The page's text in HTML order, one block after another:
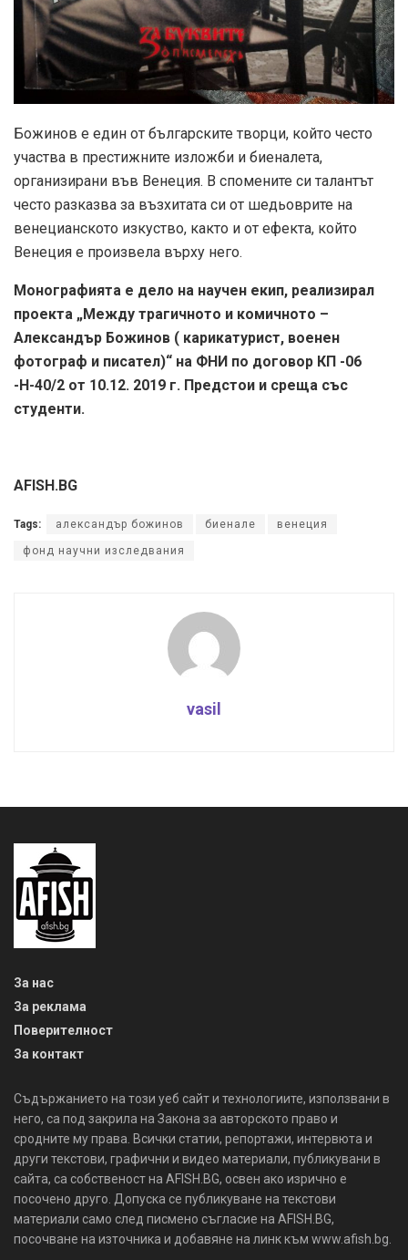
Божинов е един от българските творци, който често
участва в престижните изложби и биеналета,
организирани във Венеция. В спомените си талантът
често разказва за възхитата си от шедьоврите на
венецианското изкуство, както и от ефекта, който
Венеция е произвела върху него.
Монографията е дело на научен екип, реализирал
проекта „Между трагичното и комичното –
Александър Божинов ( карикатурист, военен
фотограф и писател)“ на ФНИ по договор КП -06
-Н-40/2 от 10.12. 2019 г. Предстои и среща със
студенти.
AFISH.BG
Tags: александър божинов биенале венеция
фонд научни изследвания
vasil
За нас
За реклама
Поверителност
За контакт
Съдържанието на този уеб сайт и технологиите, използвани в
него, са под закрила на Закона за авторското право и
сродните му права. Всички статии, репортажи, интервюта и
други текстови, графични и видео материали, публикувани в
сайта, са собственост на AFISH.BG, освен ако изрично е
посочено друго. Допуска се публикуване на текстови
материали само след писмено съгласие на AFISH.BG,
посочване на източника и добавяне на линк към www.afish.bg.